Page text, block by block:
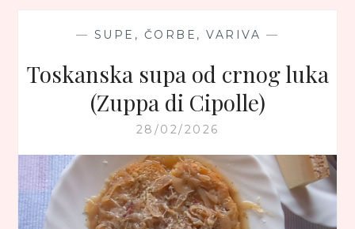
— SUPE, ČORBE, VARIVA —
Toskanska supa od crnog luka
(Zuppa di Cipolle)
28/02/2026